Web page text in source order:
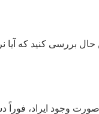
بررسی کنید که
وجود ایراد، فوراً